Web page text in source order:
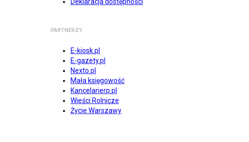
PARTNERZY
E-kiosk.pl
E-gazety.pl
Nexto.pl
Mała księgowość
Kancelarierp.pl
Wieści Rolnicze
Życie Warszawy